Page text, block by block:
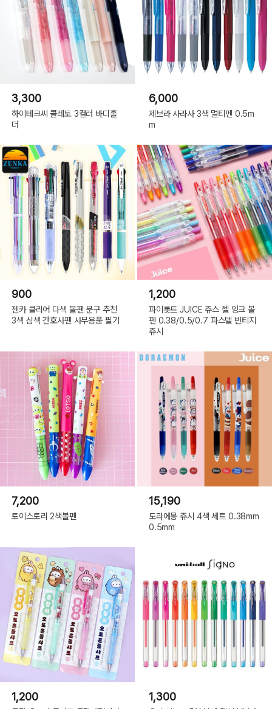
3,300
하이테크씨 콜레토 3컬러 바디홀
더
6,000
제브라 사라사 3색 멀티펜 0.5m
m
900
젠카 클리어 다색 볼펜 문구 추천
3색 삼색 간호사펜 사무용품 필기
1,200
파이롯트 JUICE 쥬스 젤 잉크 볼
펜 0.38/0.5/0.7 파스텔 빈티지
쥬시
7,200
토이스토리 2색볼펜
15,190
도라에몽 쥬시 4색 세트 0.38mm
0.5mm
1,200 1,300